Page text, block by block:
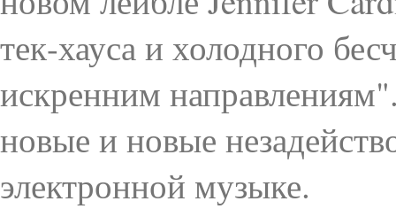
тек-хауса и холодного
искренним
новые и новые
электронной музыке.